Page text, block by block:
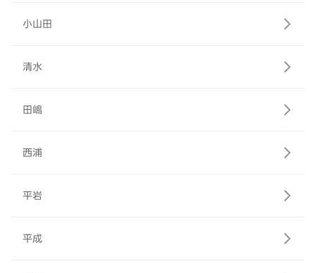
小山田
清水
田嶋
西浦
平岩
平成